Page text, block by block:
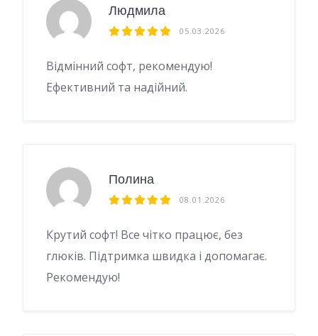
Людмила
05.03.2026
Відмінний софт, рекомендую!
Ефективний та надійний.
Полина
08.01.2026
Крутий софт! Все чітко працює, без
глюків. Підтримка швидка і допомагає.
Рекомендую!